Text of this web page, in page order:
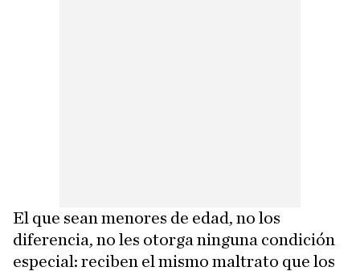
El que sean menores de edad, no los
diferencia, no les otorga ninguna condición
especial: reciben el mismo maltrato que los